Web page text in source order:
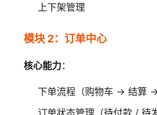
上下架管理
模块 2：订单中心
核心能力：
下单流程（购物车 → 结算 →
订单状态管理（待付款 / 待